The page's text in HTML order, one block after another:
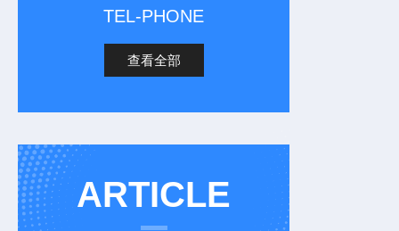
TEL-PHONE
查看全部
ARTICLE